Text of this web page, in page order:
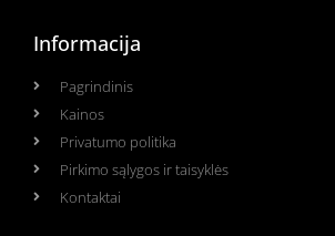
Informacija
Pagrindinis
Kainos
Privatumo politika
Pirkimo sąlygos ir taisyklės
Kontaktai